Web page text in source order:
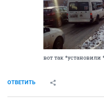
вот так *установили
ОТВЕТИТЬ